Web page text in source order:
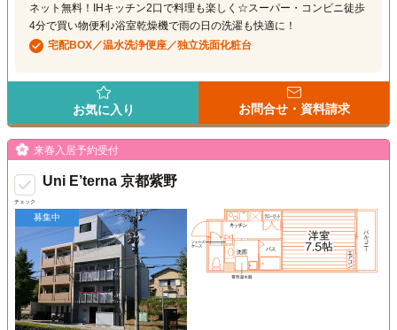
ネット無料！IHキッチン2口で料理も楽しく☆スーパー・コンビニ徒歩
4分で買い物便利♪浴室乾燥機で雨の日の洗濯も快適に！
宅配BOX／温水洗浄便座／独立洗面化粧台
お気に入り お問合せ・資料請求
チェック
来春入居予約受付
Uni E’terna 京都紫野
募集中